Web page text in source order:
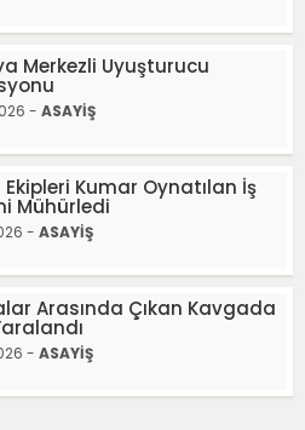
Merkezli Uyuşturucu
- ASAYİŞ
Ekipleri Kumar Oynatılan İş
Mühürledi
- ASAYİŞ
Arasında Çıkan Kavgada
- ASAYİŞ